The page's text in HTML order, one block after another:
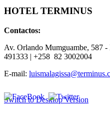
HOTEL TERMINUS
Contactos:
Av. Orlando Mumguambe, 587 -
491333 | +258 82 3002004
E-mail:
Switch to Desktop Version